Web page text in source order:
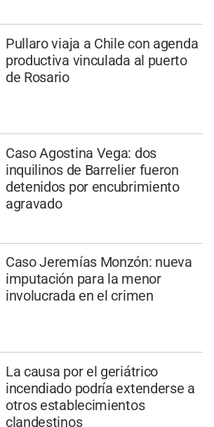
Pullaro viaja a Chile con agenda
productiva vinculada al puerto
de Rosario
Caso Agostina Vega: dos
inquilinos de Barrelier fueron
detenidos por encubrimiento
agravado
Caso Jeremías Monzón: nueva
imputación para la menor
involucrada en el crimen
La causa por el geriátrico
incendiado podría extenderse a
otros establecimientos
clandestinos